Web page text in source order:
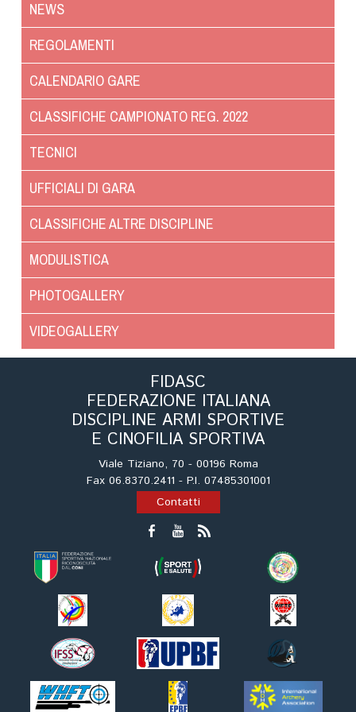
NEWS
REGOLAMENTI
CALENDARIO GARE
CLASSIFICHE CAMPIONATO REG. 2022
TECNICI
UFFICIALI DI GARA
CLASSIFICHE ALTRE DISCIPLINE
MODULISTICA
PHOTOGALLERY
VIDEOGALLERY
FIDASC
FEDERAZIONE ITALIANA
DISCIPLINE ARMI SPORTIVE
E CINOFILIA SPORTIVA
Viale Tiziano, 70 - 00196 Roma
Fax 06.8370.2411 - P.I. 07485301001
Contatti
Hoopers
Obedience
Rally Obedience
Ricerca Tartufo
Sport acquatici
Treibball
Protezione civile Sportiva
Cinofilia Venatoria
Sleddog